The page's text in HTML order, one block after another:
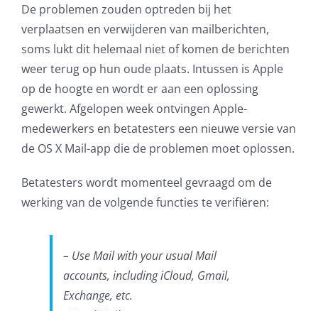
Office365
Glasvezelverbindingen
Microsoft software licenties
SLA overeenkomsten
WordPress SLA Contract
De problemen zouden optreden bij het
verplaatsen en verwijderen van mailberichten,
soms lukt dit helemaal niet of komen de berichten
weer terug op hun oude plaats. Intussen is Apple
op de hoogte en wordt er aan een oplossing
gewerkt. Afgelopen week ontvingen Apple-
medewerkers en betatesters een nieuwe versie van
de OS X Mail-app die de problemen moet oplossen.
Betatesters wordt momenteel gevraagd om de
werking van de volgende functies te verifiëren:
– Use Mail with your usual Mail
accounts, including iCloud, Gmail,
Exchange, etc.